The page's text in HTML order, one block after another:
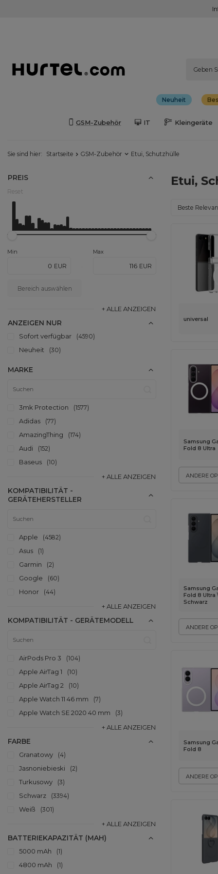
Neuheit
GSM-Zubehör IT Kleingeräte
Sie sind hier: Startseite GSM-Zubehör Etui, Schutzhülle
PREIS
Reset
Von
Min
EUR
Max
EUR
Bereich auswählen
+ ALLE ANZEIGEN
ANZEIGEN NUR
Sofort verfügbar 4590
Neuheit 30
MARKE
3mk Protection 1577
Adidas 77
AmazingThing 174
Audi 152
Baseus 10
+ ALLE ANZEIGEN
KOMPATIBILITÄT -
GERÄTEHERSTELLER
Apple 4582
Asus 1
Garmin 2
Google 60
Honor 44
+ ALLE ANZEIGEN
KOMPATIBILITÄT - GERÄTEMODELL
AirPods Pro 3 104
Apple AirTag 1 10
Apple AirTag 2 10
Apple Watch 11 46 mm 7
Apple Watch SE 2020 40 mm 3
+ ALLE ANZEIGEN
FARBE
Granatowy 4
Jasnoniebieski 2
Turkusowy 3
Schwarz 3394
Weiß 301
+ ALLE ANZEIGEN
BATTERIEKAPAZITÄT (MAH)
5000 mAh 1
4800 mAh 1
Etui,
Sortierung
Beste
universal
ANDERE
Samsung
Fold 8 Ultra
ANDERE
Samsung
Fold 8 Ultra
Schwarz
ANDERE
Samsung
Fold 8